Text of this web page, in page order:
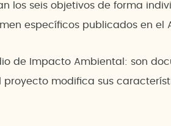
los seis objetivos de forma
específicos publicados en
de Impacto Ambiental: son
proyecto modifica sus